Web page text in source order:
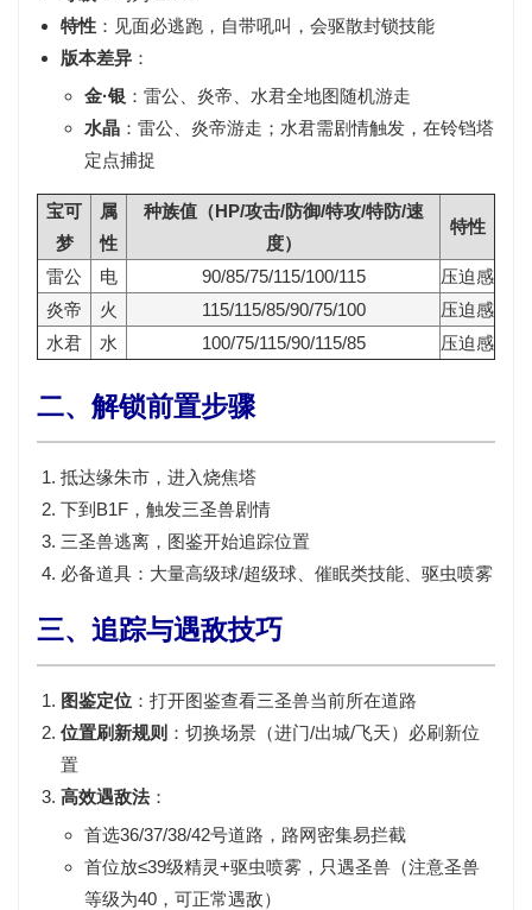
特性 ：见面必逃跑，自带吼叫 ，会驱散封锁技能
版本差异 ：
金·银 ： 雷公、炎帝、水君全地图随机游走
水晶 ： 雷公、炎帝游走； 水君需剧情触发，在铃铛塔
定点捕捉
宝可
梦
属
性
种族值（HP/攻击/防御/特攻/特防/速
度）
特性
雷公 电 90/85/75/115/100/115
压迫感
炎帝
火 115/115/85/90/75/100
压迫感
水君
水 100/75/115/90/115/85 压迫感
二、解锁前置步骤
抵达缘朱市 ，进入烧焦塔
下到B1F，触发三圣兽剧情
三圣兽逃离，图鉴开始追踪位置
必备道具：大量高级球/超级球 催眠类技能 、驱虫喷雾
三、追踪与遇敌技巧
图鉴定位 ：打开图鉴查看三圣兽当前所在道路
位置刷新规则 ： 切换场景（进门/出城/飞天）必刷新位
置
高效遇敌法：
首选36/37/38/42号道路 ，路网密集易拦截
首位放≤39级精灵+驱虫喷雾 ，只遇圣兽（注意圣兽
等级为40，可正常遇敌）